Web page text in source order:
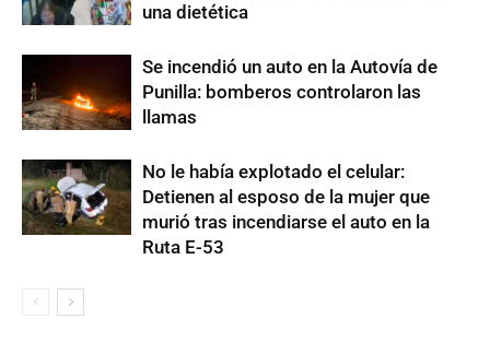
una dietética
Se incendió un auto en la Autovía de
Punilla: bomberos controlaron las
llamas
No le había explotado el celular:
Detienen al esposo de la mujer que
murió tras incendiarse el auto en la
Ruta E-53